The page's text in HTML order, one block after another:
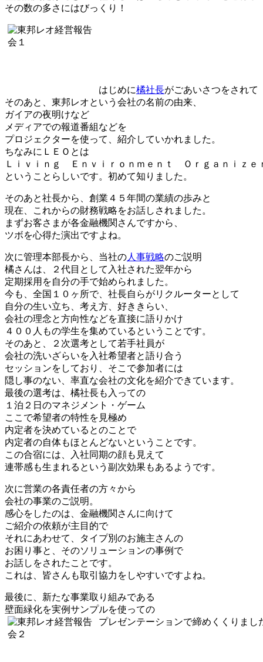
その数の多さにはびっくり！
はじめに橘社長がごあいさつをされて
そのあと、東邦レオという会社の名前の由来、
ガイアの夜明けなど
メディアでの報道番組などを
プロジェクターを使って、紹介していかれました。
ちなみにＬＥＯとは
Ｌｉｖｉｎｇ Ｅｎｖｉｒｏｎｍｅｎｔ Ｏｒｇａｎｉｚｅ
ということらしいです。初めて知りました。
そのあと社長から、創業４５年間の業績の歩みと
現在、これからの財務戦略をお話しされました。
まずお客さまが各金融機関さんですから、
ツボを心得た演出ですよね。
次に管理本部長から、当社の人事戦略のご説明
橘さんは、２代目として入社された翌年から
定期採用を自分の手で始められました。
今も、全国１０ヶ所で、社長自らがリクルーターとして
自分の生い立ち、考え方、好ききらい、
会社の理念と方向性などを直接に語りかけ
４００人もの学生を集めているということです。
そのあと、２次選考として若手社員が
会社の洗いざらいを入社希望者と語り合う
セッションをしており、そこで参加者には
隠し事のない、率直な会社の文化を紹介できています。
最後の選考は、橘社長も入っての
１泊２日のマネジメント・ゲーム
ここで希望者の特性を見極め
内定者を決めているとのことで
内定者の自体もほとんどないということです。
この合宿には、入社同期の顔も見えて
連帯感も生まれるという副次効果もあるようです。
次に営業の各責任者の方々から
会社の事業のご説明。
感心をしたのは、金融機関さんに向けて
ご紹介の依頼が主目的で
それにあわせて、タイプ別のお施主さんの
お困り事と、そのソリューションの事例で
お話しをされたことです。
これは、皆さんも取引協力をしやすいですよね。
最後に、新たな事業取り組みである
壁面緑化を実例サンプルを使っての
プレゼンテーションで締めくくりまし